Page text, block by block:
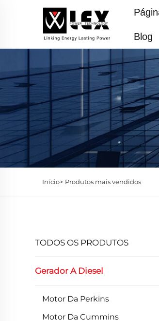
Blog
Início> Produtos mais vendidos
TODOS OS PRODUTOS
Gerador A Diesel
Motor Da Perkins
Motor Da Cummins